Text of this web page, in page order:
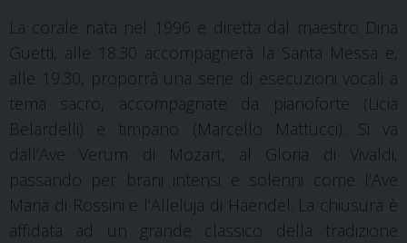
La corale nata nel 1996 e diretta dal maestro Dina
Guetti, alle 18.30 accompagnerà la Santa Messa e,
alle 19.30, proporrà una serie di esecuzioni vocali a
tema sacro, accompagnate da pianoforte (Licia
Belardelli) e timpano (Marcello Mattucci). Si va
dall’Ave Verum di Mozart, al Gloria di Vivaldi,
passando per brani intensi e solenni come l’Ave
Maria di Rossini e l’Alleluja di Haendel. La chiusura è
affidata ad un grande classico della tradizione